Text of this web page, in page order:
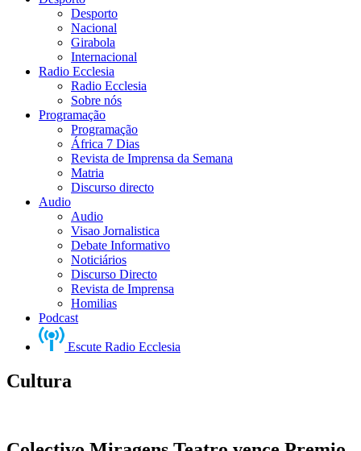
Desporto
Nacional
Girabola
Internacional
Radio Ecclesia
Radio Ecclesia
Sobre nós
Programação
Programação
África 7 Dias
Revista de Imprensa da Semana
Matria
Discurso directo
Audio
Audio
Visao Jornalistica
Debate Informativo
Noticiários
Discurso Directo
Revista de Imprensa
Homilias
Podcast
Escute Radio Ecclesia
Cultura